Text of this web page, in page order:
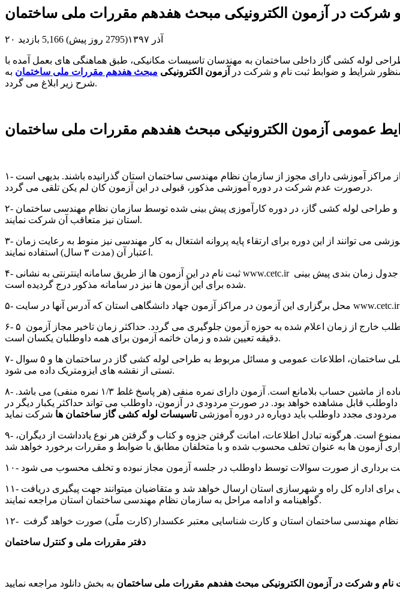
و شرکت در آزمون الکترونیکی مبحث هفدهم مقررات ملی ساختمان
۲۰ آذر ۱۳۹۷(2795 روز پیش) 5,166 بازدید
لوله کشی گاز داخلی ساختمان به مهندسان تاسیسات مکانیکی، طبق هماهنگی های بعمل آمده با
منظور شرایط و ضوابط ثبت نام و شرکت در
آزمون الکترونیکی مبحث هفدهم مقررات ملی ساختمان به
شرح زیر ابلاغ می گردد.
مراکز آموزشی دارای مجوز از سازمان نظام مهندسی ساختمان استان گذرانیده باشند. بدیهی است
درصورت عدم شرکت در دوره آموزشی مذکور، قبولی در این آزمون کان لم یکن تلقی می گردد.
۲- شرکت کنندگان در این آزمون درصورت کسب حدنصاب قبولی می بایست جهت اخذ صلاحیت نظارت و طراحی لوله کشی گاز، در دوره کارآموزی پیش بینی شده توسط سازمان نظام مهندسی ساختمان
استان نیز متعاقب آن شرکت نمایند.
۳- شرکت کنندگان در این آزمون درصورت کسب حدنصاب قبولی و پس از اخذ گواهینامه پایان دوره آموزشی می توانند از این دوره برای ارتقاء پایه پروانه اشتغال به کار مهندسی نیز منوط به رعایت زمان
اعتبار آن (مدت ۳ سال) استفاده نمایند.
۴- ثبت نام در این آزمون ها از طریق سامانه اینترنتی به نشانی www.cetc.ir انجام خواهد شد. راهنمای نحوه ثبت نام و شرکت در این آزمون ها در سامانه مذکور درج گردیده است. جدول زمان بندی پیش بینی
شده برای این آزمون ها نیز در سامانه مذکور درج گردیده است.
۶- اطلاع رسانی های کافی درخصوص زمان دقیق حضور داوطلبان در جلسه آزمون انجام شده و از ورود داوطلب خارج از زمان اعلام شده به حوزه آزمون جلوگیری می گردد. حداکثر زمان تاخیر مجاز آزمون ۵
دقیقه تعیین شده و زمان خاتمه آزمون برای همه داوطلبان یکسان است.
۷- سوالات آزمون به صورت تستی و به هر شرکت کننده تعداد ۲۰ سوال تستی از مبحث هفدهم مقررات ملی ساختمان، اطلاعات عمومی و مسائل مربوط به طراحی لوله کشی گاز در ساختمان ها و ۵ سوال
تستی از نقشه های ایزومتریک داده می شود.
۸- مدت زمان آزمون ۴۵ دقیقه و حد نصاب قبولی ۶۰ درصد می باشد. . آزمون مذکور کتاب باز بوده و استفاده از ماشین حساب بلامانع است. آزمون دارای نمره منفی (هر پاسخ غلط ۱/۳ نمره منفی) می باشد.
طریق همان سامانه توسط داوطلب قابل مشاهده خواهد بود. در صورت مردودی در آزمون، داوطلب می تواند حداکثر یکبار دیگر در
مجدد داوطلب باید دوباره در دوره آموزشیتاسیسات لوله کشی گاز ساختمان ها
۹- همراه آوردن هرگونه لپتاپ، تبلت، تلفن همراه، ساعت هوشمند، دوربین عکاسی در جلسه آزمون اکیداً ممنوع است. هرگونه تبادل اطلاعات، امانت گرفتن جزوه و کتاب و گرفتن هر نوع یادداشت از دیگران،
۱۱- نتایج مکتوب آزمونهای برگزار شده ظرف مدت حداکثر دو هفته از تاریخ آزمون توسط جهاد دانشگاهی برای اداره کل راه و شهرسازی استان ارسال خواهد شد و متقاضیان میتوانند جهت پیگیری دریافت
گواهینامه و ادامه مراحل به سازمان نظام مهندسی ساختمان استان مراجعه نمایند.
دفتر مقررات ملی و کنترل ساختمان
نام و شرکت در آزمون الکترونیکی مبحث هفدهم مقررات ملی ساختمان